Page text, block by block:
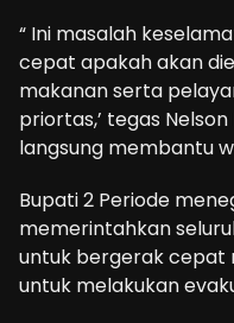
“ Ini masalah
cepat apakah akan
makanan serta
priortas,’ tegas
langsung membantu
Bupati 2 Periode
memerintahkan
untuk bergerak
untuk melakukan